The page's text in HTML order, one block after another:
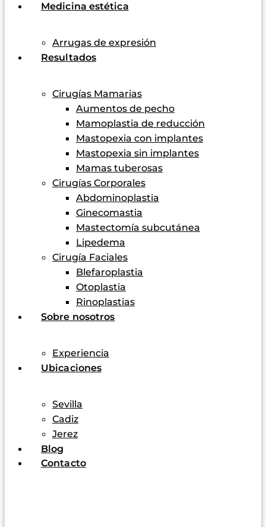
Medicina estética
Arrugas de expresión
Resultados
Cirugías Mamarias
Aumentos de pecho
Mamoplastia de reducción
Mastopexia con implantes
Mastopexia sin implantes
Mamas tuberosas
Cirugías Corporales
Abdominoplastia
Ginecomastia
Mastectomía subcutánea
Lipedema
Cirugía Faciales
Blefaroplastia
Otoplastia
Rinoplastias
Sobre nosotros
Experiencia
Ubicaciones
Sevilla
Cadiz
Jerez
Blog
Contacto